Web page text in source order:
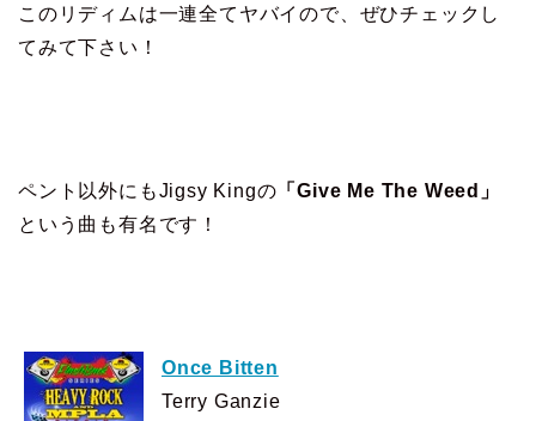
このリディムは一連全てヤバイので、ぜひチェックし
てみて下さい！
ペント以外にもJigsy Kingの 「Give Me The Weed」
という曲も有名です！
Once Bitten
Terry Ganzie